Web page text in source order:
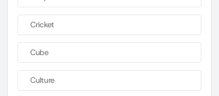
Cricket
Cube
Culture